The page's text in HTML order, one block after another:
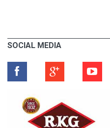
SOCIAL MEDIA